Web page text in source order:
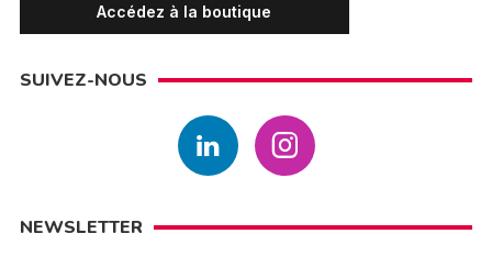
Accédez à la boutique
SUIVEZ-NOUS
NEWSLETTER